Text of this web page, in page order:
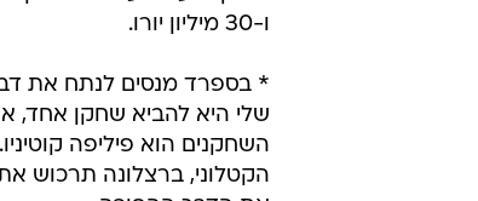
ו-30 מיליון יורו.
* בספרד מנסים לנתח את
שלי היא להביא שחקן אחד,
השחקנים הוא פיליפה
הקטלוני, ברצלונה תרכוש